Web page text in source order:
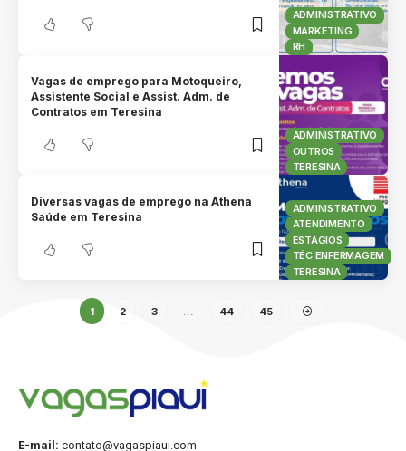
ADMINISTRATIVO
MARKETING
RH
ADMINISTRATIVO
OUTROS
TERESINA
Vagas de emprego para Motoqueiro,
Assistente Social e Assist. Adm. de
Contratos em Teresina
ADMINISTRATIVO
ATENDIMENTO
ESTÁGIOS
TÉC ENFERMAGEM
TERESINA
Diversas vagas de emprego na Athena
Saúde em Teresina
1 2 3 44 45
E-mail: contato@vagaspiaui.com